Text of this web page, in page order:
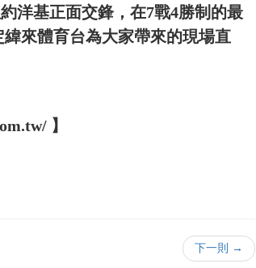
洋基正面交鋒，在7戰4勝制的最
來體育台為大家帶來的現場直
】
下一則 →